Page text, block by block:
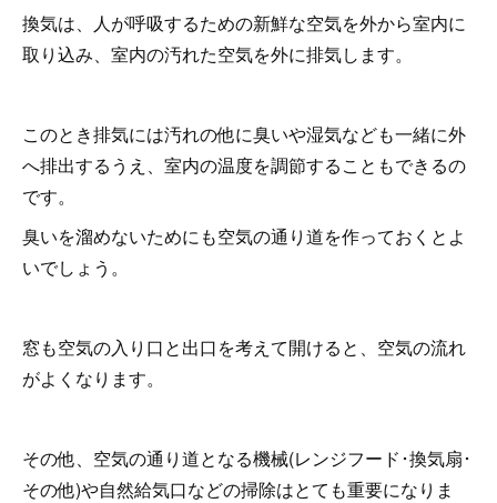
換気は、人が呼吸するための新鮮な空気を外から室内に
取り込み、室内の汚れた空気を外に排気します。
このとき排気には汚れの他に臭いや湿気なども一緒に外
へ排出するうえ、室内の温度を調節することもできるの
です。
臭いを溜めないためにも空気の通り道を作っておくとよ
いでしょう。
窓も空気の入り口と出口を考えて開けると、空気の流れ
がよくなります。
その他、空気の通り道となる機械(レンジフード･換気扇･
その他)や自然給気口などの掃除はとても重要になりま